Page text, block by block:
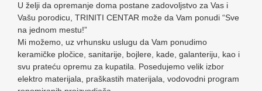
U želji da opremanje doma postane zadovoljstvo za Vas i
Vašu porodicu, TRINITI CENTAR može da Vam ponudi “Sve
na jednom mestu!”
Mi možemo, uz vrhunsku uslugu da Vam ponudimo
keramičke pločice, sanitarije, bojlere, kade, galanteriju, kao i
svu prateću opremu za kupatila. Posedujemo velik izbor
elektro materijala, praškastih materijala, vodovodni program